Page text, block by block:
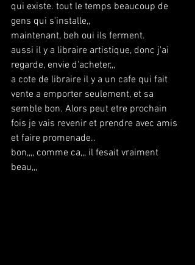
qui existe. tout le temps beaucoup de
gens qui s'installe,,
maintenant, beh oui ils ferment.
aussi il y a libraire artistique, donc j'ai
regarde, envie d'acheter,,,
a cote de libraire il y a un cafe qui fait
vente a emporter seulement, et sa
semble bon. Alors peut etre prochain
fois je vais revenir et prendre avec amis
et faire promenade..
bon,,,, comme ca,,, il fesait vraiment
beau,,,